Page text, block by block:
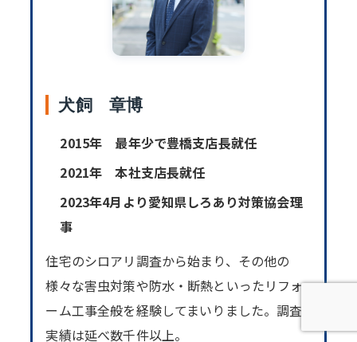
犬飼 章博
2015年 最年少で豊橋支店長就任
2021年 本社支店長就任
2023年4月より愛知県しろあり対策協会理
事
住宅のシロアリ調査から始まり、その他の
様々な害虫対策や防水・断熱といったリフォ
ーム工事全般を経験してまいりました。調査
実績は延べ数千件以上。